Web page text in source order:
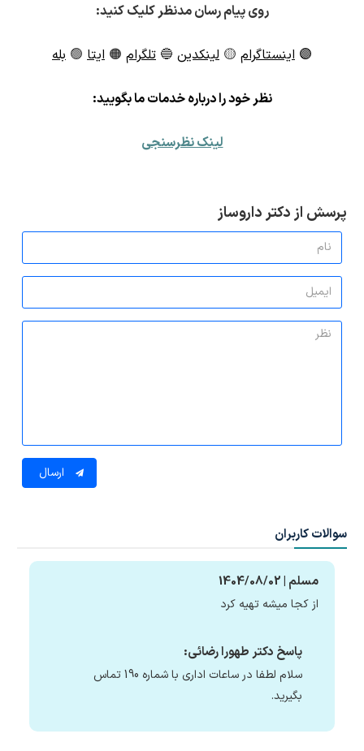
روی پیام رسان مدنظر کلیک کنید:
🟣 اینستاگرام 🟡 لینکدین 🔵 تلگرام 🟠 ایتا 🟢 بله
نظر خود را درباره خدمات ما بگویید:
لینک نظرسنجی
پرسش از دکتر داروساز
ارسال
سوالات کاربران
مسلم | 1404/08/02
از کجا میشه تهیه کرد
پاسخ دکتر طهورا رضائی:
سلام لطفا در ساعات اداری با شماره 190 تماس
بگیرید.